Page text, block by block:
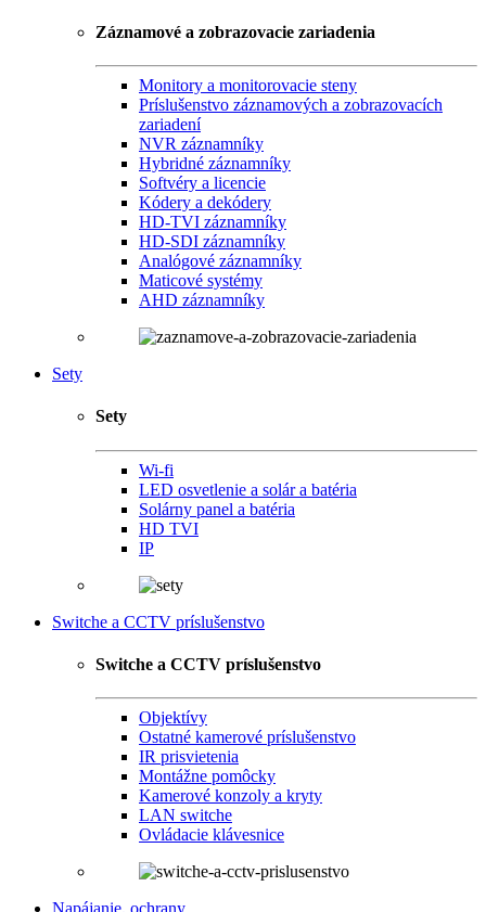
Záznamové a zobrazovacie zariadenia
Monitory a monitorovacie steny
Príslušenstvo záznamových a zobrazovacích
zariadení
NVR záznamníky
Hybridné záznamníky
Softvéry a licencie
Kódery a dekódery
HD-TVI záznamníky
HD-SDI záznamníky
Analógové záznamníky
Maticové systémy
AHD záznamníky
Sety
Sety
Wi-fi
LED osvetlenie a solár a batéria
Solárny panel a batéria
HD TVI
IP
Switche a CCTV príslušenstvo
Switche a CCTV príslušenstvo
Objektívy
Ostatné kamerové príslušenstvo
IR prisvietenia
Montážne pomôcky
Kamerové konzoly a kryty
LAN switche
Ovládacie klávesnice